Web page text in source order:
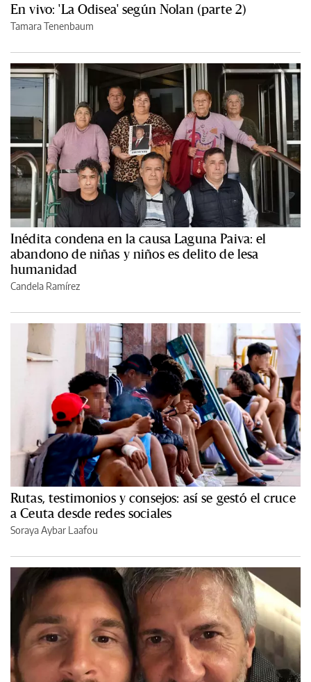
En vivo: 'La Odisea' según Nolan (parte 2)
Tamara Tenenbaum
Inédita condena en la causa Laguna Paiva: el
abandono de niñas y niños es delito de lesa
humanidad
Candela Ramírez
Rutas, testimonios y consejos: así se gestó el cruce
a Ceuta desde redes sociales
Soraya Aybar Laafou